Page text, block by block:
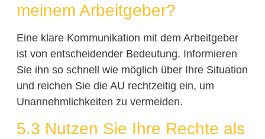
meinem Arbeitgeber?
Eine klare Kommunikation mit dem Arbeitgeber
ist von entscheidender Bedeutung. Informieren
Sie ihn so schnell wie möglich über Ihre Situation
und reichen Sie die AU rechtzeitig ein, um
Unannehmlichkeiten zu vermeiden.
5.3 Nutzen Sie Ihre Rechte als